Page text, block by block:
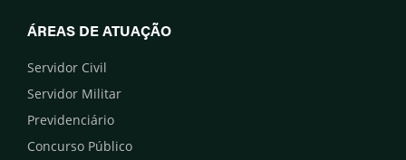
ÁREAS DE ATUAÇÃO
Servidor Civil
Servidor Militar
Previdenciário
Concurso Público